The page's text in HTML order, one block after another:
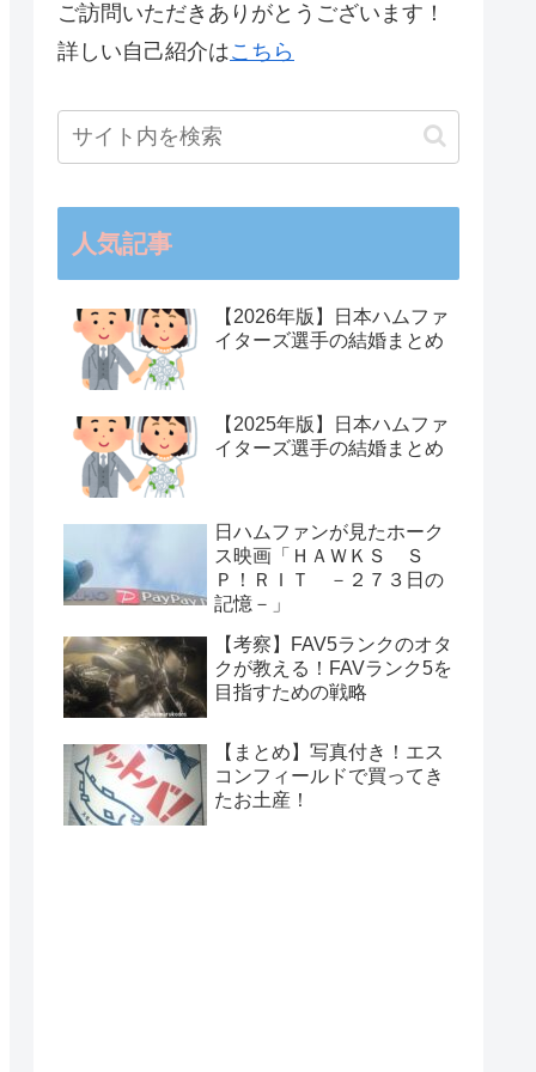
ご訪問いただきありがとうございます！
詳しい自己紹介はこちら
人気記事
【2026年版】日本ハムファ
イターズ選手の結婚まとめ
【2025年版】日本ハムファ
イターズ選手の結婚まとめ
日ハムファンが見たホーク
ス映画「ＨＡＷＫＳ Ｓ
Ｐ！ＲＩＴ －２７３日の
記憶－」
【考察】FAV5ランクのオタ
クが教える！FAVランク5を
目指すための戦略
【まとめ】写真付き！エス
コンフィールドで買ってき
たお土産！